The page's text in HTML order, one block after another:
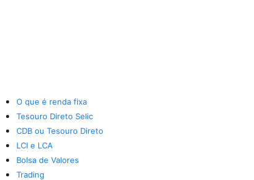
O que é renda fixa
Tesouro Direto Selic
CDB ou Tesouro Direto
LCI e LCA
Bolsa de Valores
Trading